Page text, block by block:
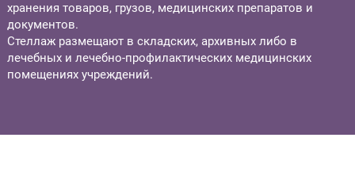
хранения товаров, грузов, медицинских препаратов и
документов.
Стеллаж размещают в складских, архивных либо в
лечебных и лечебно-профилактических медицинских
помещениях учреждений.